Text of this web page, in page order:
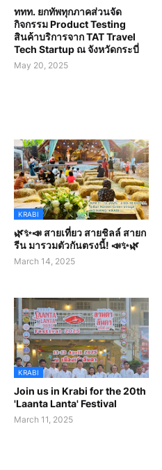
ททท. ยกทัพทุกภาคส่วนจัด
กิจกรรม Product Testing
สินค้าบริการจาก TAT Travel
Tech Startup ณ จังหวัดกระบี่
May 20, 2025
KRABI
🌿✨📣 สายเที่ยว สายชิลล์ สายก
รีน มารวมตัวกันตรงนี้! 📣✨🌿
March 14, 2025
KRABI
Join us in Krabi for the 20th
'Laanta Lanta' Festival
March 11, 2025